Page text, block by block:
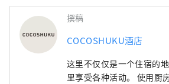
撰稿
COCOSHUKU酒店
这里不仅仅是一个住宿的
里享受各种活动。 使用厨